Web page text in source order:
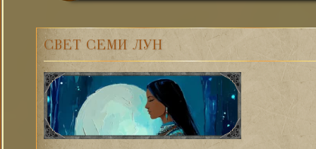
СВЕТ СЕМИ ЛУН